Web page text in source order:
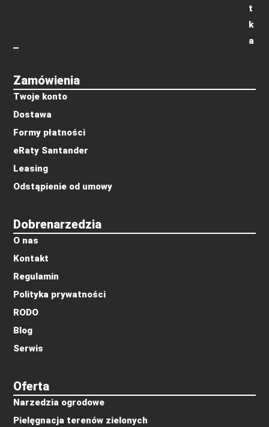
Oferta
Narzedzia ogrodowe
Pielęgnacja terenów zielonych
Dobrenarzedzia
O nas
Kontakt
Regulamin
Polityka prywatności
RODO
Blog
Serwis
Zamówienia
Twoje konto
Dostawa
Formy płatności
eRaty Santander
Leasing
Odstąpienie od umowy
t
k
a